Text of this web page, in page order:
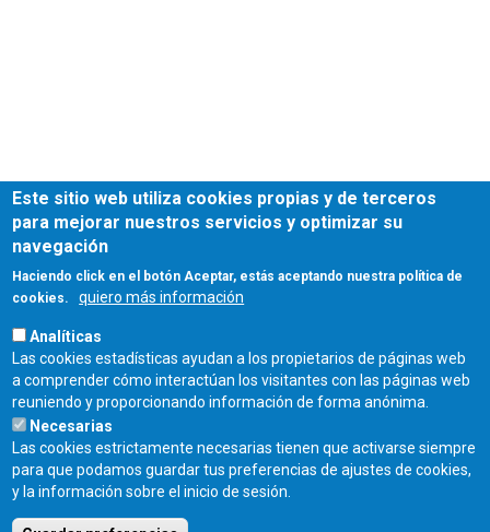
Fecha de publicación:
Jueves, 20 Febrero, 2025
Este sitio web utiliza cookies propias y de terceros
para mejorar nuestros servicios y optimizar su
navegación
Haciendo click en el botón Aceptar, estás aceptando nuestra política de
cookies.
quiero más información
Analíticas
Las cookies estadísticas ayudan a los propietarios de páginas web
a comprender cómo interactúan los visitantes con las páginas web
reuniendo y proporcionando información de forma anónima.
Necesarias
Las cookies estrictamente necesarias tienen que activarse siempre
para que podamos guardar tus preferencias de ajustes de cookies,
y la información sobre el inicio de sesión.